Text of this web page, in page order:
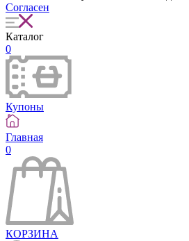
Согласен
Каталог
0
Купоны
Главная
0
КОРЗИНА